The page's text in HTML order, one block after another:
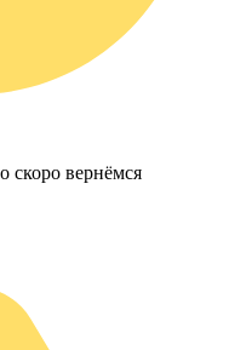
скоро вернёмся